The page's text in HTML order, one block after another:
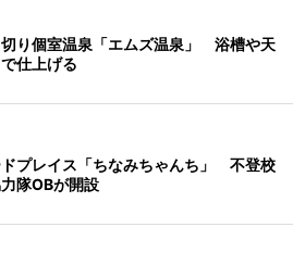
り個室温泉「エムズ温泉」 浴槽や天
仕上げる
プレイス「ちなみちゃんち」 不登校
隊OBが開設